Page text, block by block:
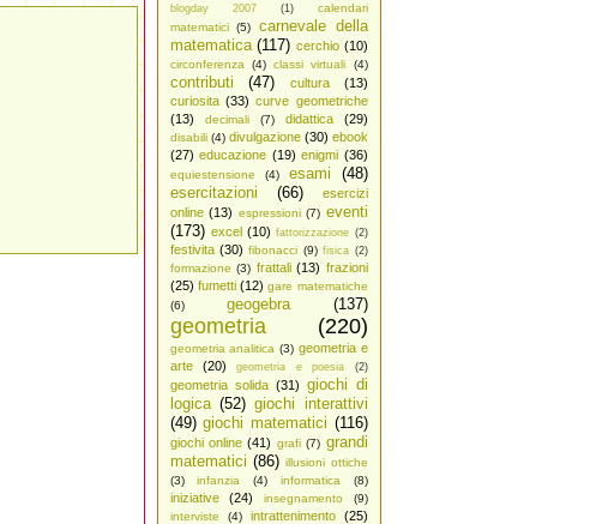
blogday 2007 (1)
calendari
matematici
(5)
carnevale della
matematica (117) cerchio (10)
circonferenza (4) classi virtuali (4)
contributi (47) cultura
(13)
curiosita (33) curve geometriche
(13)
decimali (7) didattica (29)
disabili (4) divulgazione (30) ebook
(27) educazione (19) enigmi (36)
equiestensione (4) esami
(48)
esercitazioni
(66)
esercizi
online (13) espressioni (7) eventi
(173) excel (10) fattorizzazione (2)
festivita (30) fibonacci (9) fisica (2)
formazione (3) frattali (13) frazioni
(25) fumetti (12) gare matematiche
(6)
geogebra (137)
geometria (220)
geometria analitica (3) geometria e
arte
(20) geometria e poesia (2)
geometria solida (31) giochi di
logica (52) giochi interattivi
(49) giochi matematici (116)
giochi online (41) grafi (7) grandi
matematici (86) illusioni ottiche
(3)
infanzia (4) informatica (8)
iniziative (24) insegnamento
(9)
interviste
(4) intrattenimento
(25)